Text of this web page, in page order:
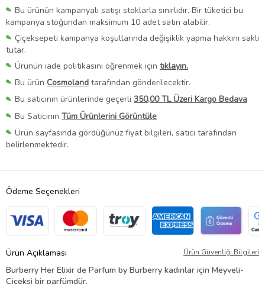
Bu ürünün kampanyalı satışı stoklarla sınırlıdır. Bir tüketici bu
kampanya stoğundan maksimum 10 adet satın alabilir.
Çiçeksepeti kampanya koşullarında değişiklik yapma hakkını saklı
tutar.
Ürünün iade politikasını öğrenmek için tıklayın.
Bu ürün Cosmoland tarafından gönderilecektir.
Bu satıcının ürünlerinde geçerli 350,00 TL Üzeri Kargo Bedava
Bu Satıcının Tüm Ürünlerini Görüntüle
Ürün sayfasında gördüğünüz fiyat bilgileri, satıcı tarafından
belirlenmektedir.
Ödeme Seçenekleri
Ürün Açıklaması Ürün Güvenliği Bilgileri
Burberry Her Elixir de Parfum by Burberry kadınlar için Meyveli-
Çiçeksi bir parfümdür.